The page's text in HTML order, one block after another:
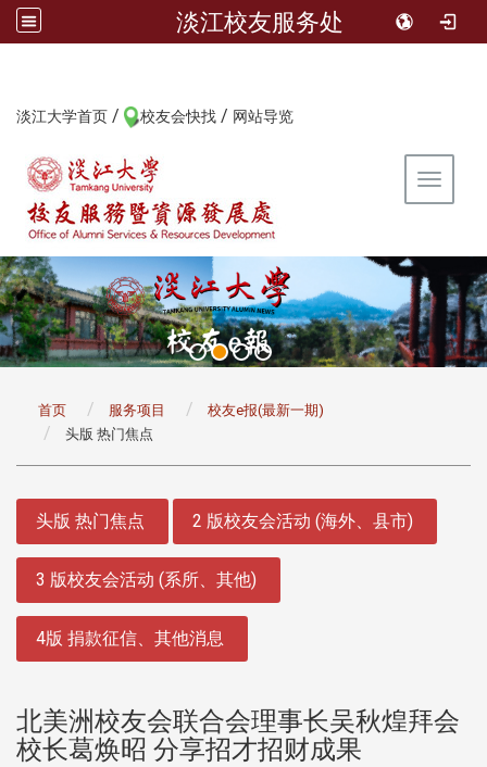
淡江校友服务处
淡江大学首页 / 校友会快找 / 网站导览
Toggle
首页 服务项目
校友e报(最新一期)
头版 热门焦点
头版 热门焦点 2 版校友会活动 (海外、县市)
3 版校友会活动 (系所、其他)
4版 捐款征信、其他消息
北美洲校友会联合会理事长吴秋煌拜会
校长葛焕昭 分享招才招财成果